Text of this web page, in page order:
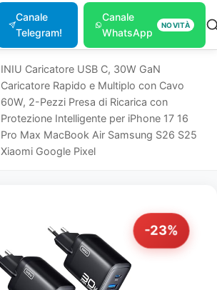
Canale
Telegram!
Canale
WhatsApp
NOVITÀ
INIU Caricatore USB C, 30W GaN
Caricatore Rapido e Multiplo con Cavo
60W, 2-Pezzi Presa di Ricarica con
Protezione Intelligente per iPhone 17 16
Pro Max MacBook Air Samsung S26 S25
Xiaomi Google Pixel
-23%